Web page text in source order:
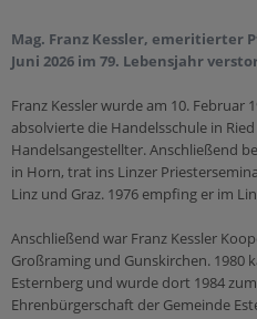
Trauern
Begleiten
Berufen sein
Taufe
Firmung
Ökumene & Dialog
Werte
Schöpfung und
Tod & Trauer
Kinder & Jugend
Mensch & Arbeit
Service
Über Uns
Jobs
Presse/Medien
Kirchenbeitrag
Buch & Segen
Medienverleih
Epolmedia
WIR IN DEINER NÄHE
Pfarren
Bildungshäuser
Schulen
Citypastoral
Organisationen
Mag. Franz Kessler, emeritierter
Juni 2026 im 79. Lebensjahr
Franz Kessler wurde am 10. Februar
absolvierte die Handelsschule in
Handelsangestellter. Anschließend
in Horn, trat ins Linzer
Linz und Graz. 1976 empfing er im
Anschließend war Franz Kessler
Großraming und Gunskirchen. 1980
Esternberg und wurde dort 1984
Ehrenbürgerschaft der Gemeinde